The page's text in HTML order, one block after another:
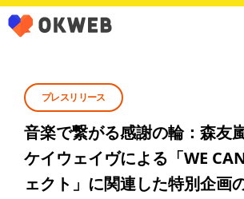
プレスリリース
音楽で繋がる感謝の輪：森友
ケイウェイヴによる「WE
ェクト」に関連した特別企画